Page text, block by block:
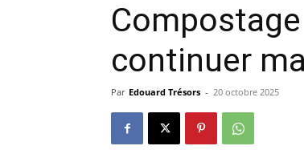
continuer
Par Edouard Trésors - 20 octobre 2025